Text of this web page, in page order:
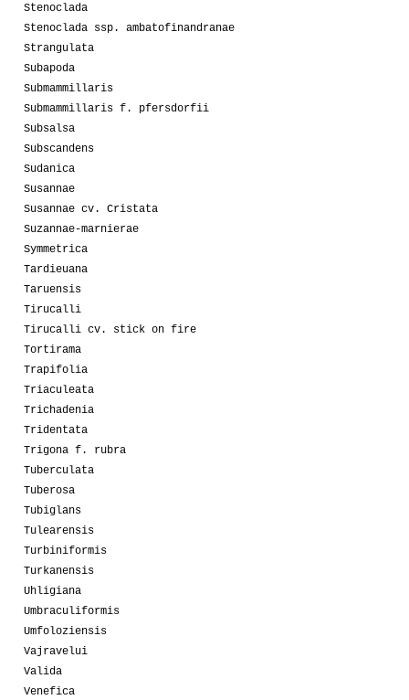
Stenoclada
Stenoclada ssp. ambatofinandranae
Strangulata
Subapoda
Submammillaris
Submammillaris f. pfersdorfii
Subsalsa
Subscandens
Sudanica
Susannae
Susannae cv. Cristata
Suzannae-marnierae
Symmetrica
Tardieuana
Taruensis
Tirucalli
Tirucalli cv. stick on fire
Tortirama
Trapifolia
Triaculeata
Trichadenia
Tridentata
Trigona f. rubra
Tuberculata
Tuberosa
Tubiglans
Tulearensis
Turbiniformis
Turkanensis
Uhligiana
Umbraculiformis
Umfoloziensis
Vajravelui
Valida
Venefica